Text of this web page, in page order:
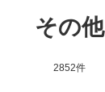
その他
2852件